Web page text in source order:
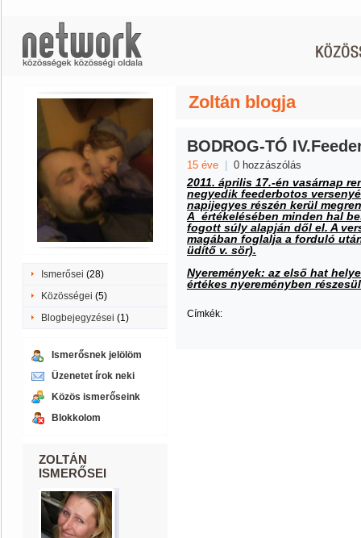
Ismerősei (28)
Közösségei (5)
Blogbejegyzései (1)
Ismerősnek jelölöm
Üzenetet írok neki
Közös ismerőseink
Blokkolom
ZOLTÁN
ISMERŐSEI
Zoltán blogja
BODROG-TÓ
15 éve 0 hozzászólás
2011. április 17.-én vasárnap
negyedik feederbotos
napijegyes részén kerül
A értékelésében minden hal
fogott súly alapján dől el. A
magában foglalja a forduló
üdítő v. sör).
Nyeremények: az első hat
értékes nyereményben
Címkék: